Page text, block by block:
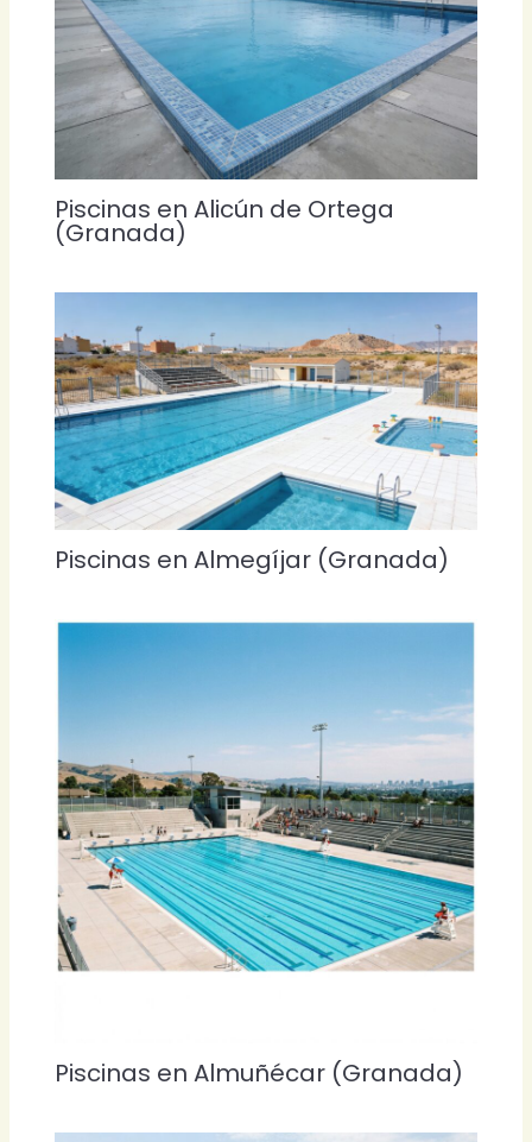
Piscinas en Alicún de Ortega
(Granada)
Piscinas en Almegíjar (Granada)
Piscinas en Almuñécar (Granada)